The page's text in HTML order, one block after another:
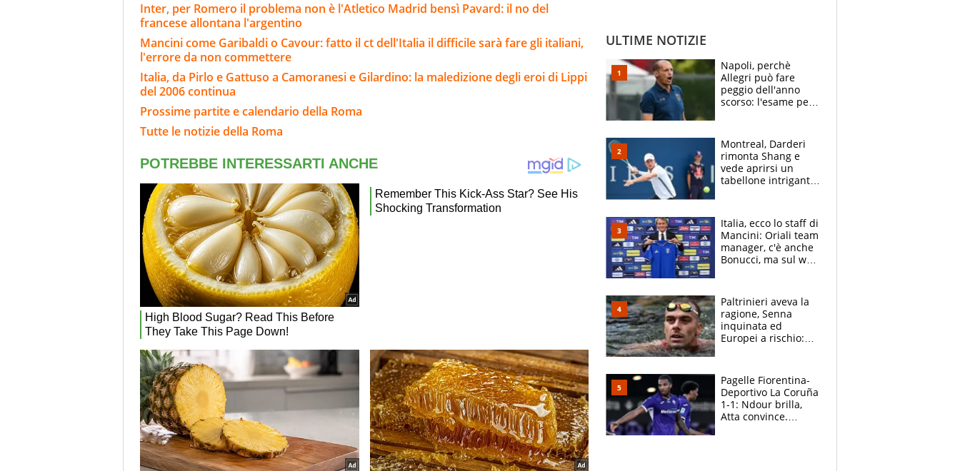
Inter, per Romero il problema non è l'Atletico Madrid bensì Pavard: il no del
francese allontana l'argentino
Mancini come Garibaldi o Cavour: fatto il ct dell'Italia il difficile sarà fare gli italiani,
l'errore da non commettere
Italia, da Pirlo e Gattuso a Camoranesi e Gilardino: la maledizione degli eroi di Lippi
del 2006 continua
Prossime partite e calendario della Roma
Tutte le notizie della Roma
ULTIME NOTIZIE
Napoli, perchè
Allegri può fare
peggio dell'anno
scorso: l'esame per
Monopoly
Montreal, Darderi
rimonta Shang e
vede aprirsi un
tabellone intrigante:
felice del mio livello"
Italia, ecco lo staff di
Mancini: Oriali team
manager, c'è anche
Bonucci, ma sul web
Paltrinieri aveva la
ragione, Senna
inquinata ed
Europei a rischio:
adesso
Pagelle Fiorentina-
Deportivo La Coruña
1-1: Ndour brilla,
Atta convince.